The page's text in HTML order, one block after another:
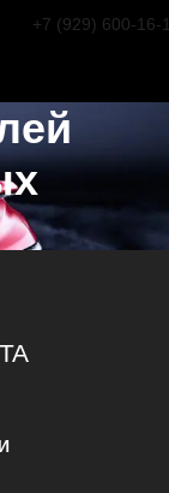
+7 (929) 600-16-